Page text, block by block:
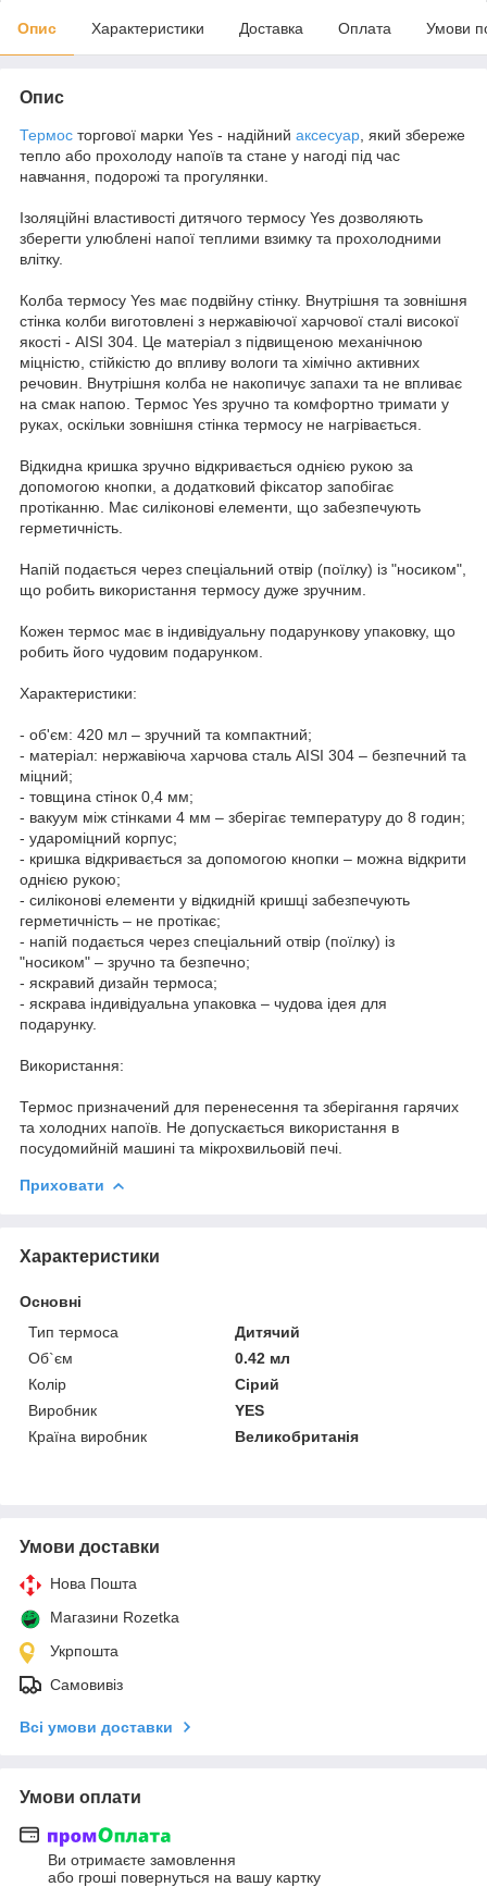
Опис Характеристики Доставка Оплата Умови
Опис
Термос торгової марки Yes - надійний аксесуар , який збереже
тепло або прохолоду напоїв та стане у нагоді під час
навчання, подорожі та прогулянки.
Ізоляційні властивості дитячого термосу Yes дозволяють
зберегти улюблені напої теплими взимку та прохолодними
влітку.
Колба термосу Yes має подвійну стінку. Внутрішня та зовнішня
стінка колби виготовлені з нержавіючої харчової сталі високої
якості - AISI 304. Це матеріал з підвищеною механічною
міцністю, стійкістю до впливу вологи та хімічно активних
речовин. Внутрішня колба не накопичує запахи та не впливає
на смак напою. Термос Yes зручно та комфортно тримати у
руках, оскільки зовнішня стінка термосу не нагрівається.
Відкидна кришка зручно відкривається однією рукою за
допомогою кнопки, а додатковий фіксатор запобігає
протіканню. Має силіконові елементи, що забезпечують
герметичність.
Напій подається через спеціальний отвір (поїлку) із "носиком",
що робить використання термосу дуже зручним.
Кожен термос має в індивідуальну подарункову упаковку, що
робить його чудовим подарунком.
Характеристики:
- об'єм: 420 мл – зручний та компактний;
- матеріал: нержавіюча харчова сталь AISI 304 – безпечний та
міцний;
- товщина стінок 0,4 мм;
- вакуум між стінками 4 мм – зберігає температуру до 8 годин;
- удароміцний корпус;
- кришка відкривається за допомогою кнопки – можна відкрити
однією рукою;
- силіконові елементи у відкидній кришці забезпечують
герметичність – не протікає;
- напій подається через спеціальний отвір (поїлку) із
"носиком" – зручно та безпечно;
- яскравий дизайн термоса;
- яскрава індивідуальна упаковка – чудова ідея для
подарунку.
Використання:
Термос призначений для перенесення та зберігання гарячих
та холодних напоїв. Не допускається використання в
посудомийній машині та мікрохвильовій печі.
Приховати
Характеристики
Основні
Тип термоса
Дитячий
Об`єм
0.42 мл
Колір
Сірий
Виробник
YES
Країна виробник
Великобританія
Умови доставки
Нова Пошта
Магазини Rozetka
Укрпошта
Самовивіз
Всі умови доставки
Умови оплати
Ви отримаєте замовлення
або гроші повернуться на вашу картку